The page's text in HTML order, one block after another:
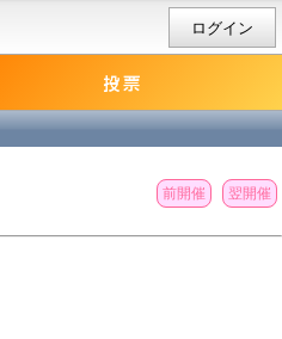
ログイン
前開催 翌開催